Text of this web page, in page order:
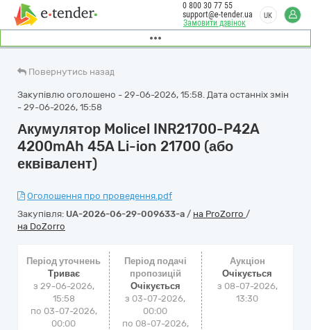
Замовити дзвінок
0 800 30 77 55
support@e-tender.ua
UK
Повернутись назад
Закупівлю оголошено - 29-06-2026, 15:58. Дата останніх змін
- 29-06-2026, 15:58
Акумулятор Molicel INR21700-P42A
4200mAh 45A Li-ion 21700 (або
еквівалент)
Оголошення про проведення.pdf
Закупівля: UA-2026-06-29-009633-a / на ProZorro /
на DoZorro
Період уточнень
Триває
з 29-06-2026,
15:58
по 03-07-2026,
00:00
Період подачі
пропозицій
Очікується
з 03-07-2026,
00:00
по 08-07-2026,
Аукціон
Очікується
з 08-07-2026,
13:30